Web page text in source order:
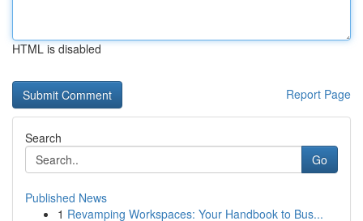
HTML is disabled
Report Page
Search
Go
Published News
1 Revamping Workspaces: Your Handbook to Bus...